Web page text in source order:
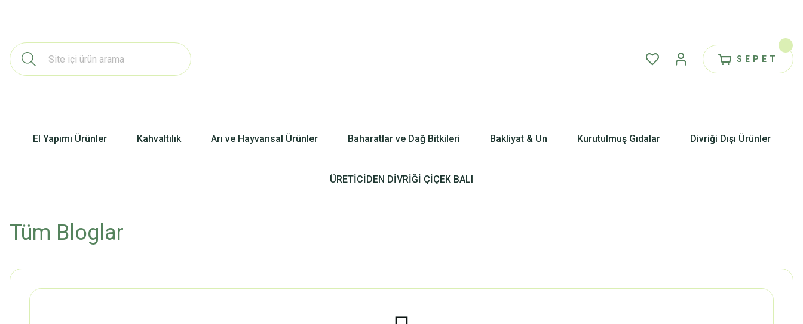
SEPET
El Yapımı Ürünler Kahvaltılık Arı ve Hayvansal Ürünler Baharatlar ve Dağ Bitkileri Bakliyat & Un Kurutulmuş Gıdalar Divriği Dışı Ürünler
ÜRETİCİDEN DİVRİĞİ ÇİÇEK BALI
Tüm Bloglar